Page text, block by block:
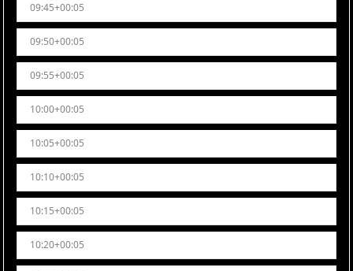
09:45+00:05
09:50+00:05
09:55+00:05
10:00+00:05
10:05+00:05
10:10+00:05
10:15+00:05
10:20+00:05